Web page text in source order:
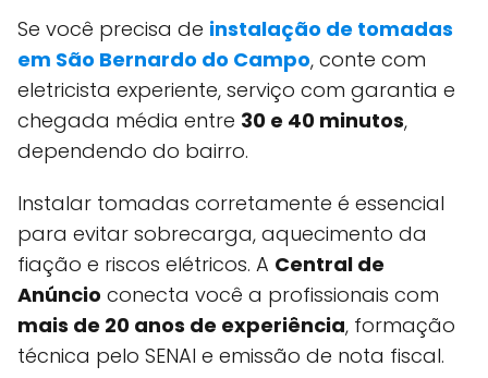
Se você precisa de instalação de tomadas
em São Bernardo do Campo, conte com
eletricista experiente, serviço com garantia e
chegada média entre 30 e 40 minutos,
dependendo do bairro.
Instalar tomadas corretamente é essencial
para evitar sobrecarga, aquecimento da
fiação e riscos elétricos. A Central de
Anúncio conecta você a profissionais com
mais de 20 anos de experiência, formação
técnica pelo SENAI e emissão de nota fiscal.